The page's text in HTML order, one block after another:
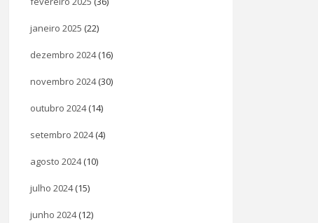
janeiro 2025 (22)
dezembro 2024(16)
novembro 2024(30)
outubro 2024(14)
setembro 2024(4)
agosto 2024(10)
julho 2024(15)
junho 2024(12)